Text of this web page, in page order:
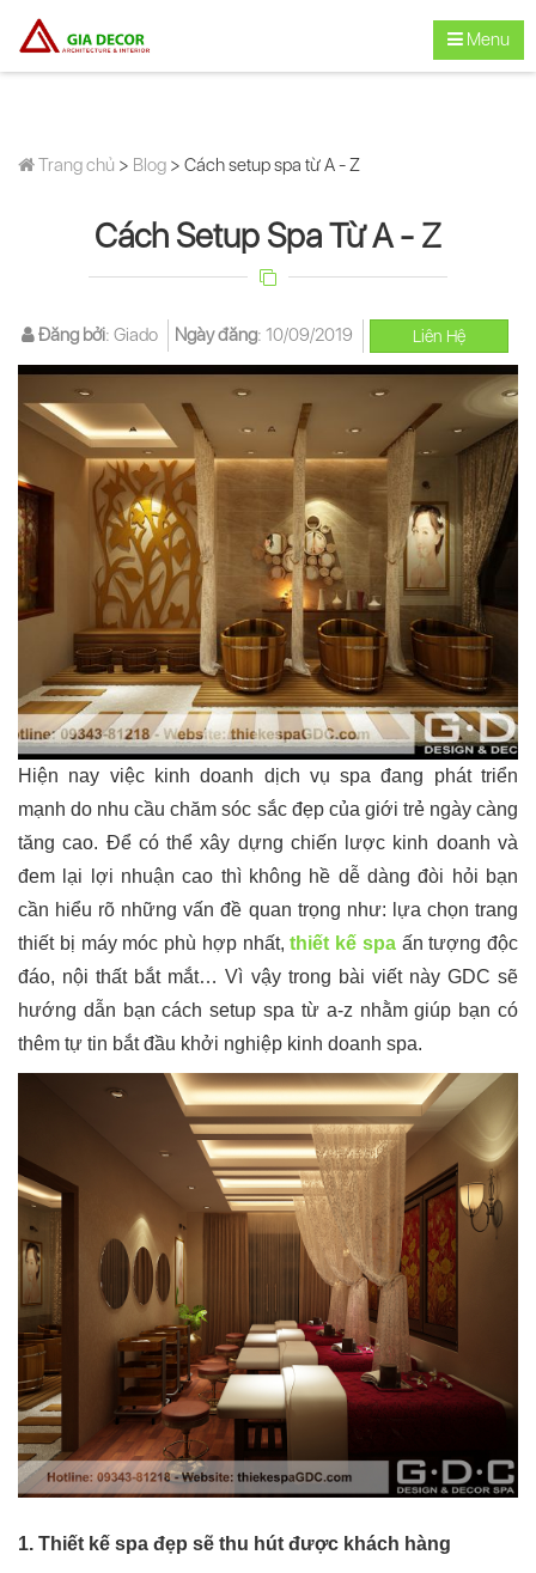
Menu
Trang chủ > Blog > Cách setup spa từ A - Z
Cách Setup Spa Từ A - Z
Đăng bởi: Giado Ngày đăng: 10/09/2019 Liên Hệ
Hiện nay việc kinh doanh dịch vụ spa đang phát triển
mạnh do nhu cầu chăm sóc sắc đẹp của giới trẻ ngày càng
tăng cao. Để có thể xây dựng chiến lược kinh doanh và
đem lại lợi nhuận cao thì không hề dễ dàng đòi hỏi bạn
cần hiểu rõ những vấn đề quan trọng như: lựa chọn trang
thiết bị máy móc phù hợp nhất,thiết kế spaấn tượng độc
đáo, nội thất bắt mắt… Vì vậy trong bài viết này GDC sẽ
hướng dẫn bạn cách setup spa từ a-z nhằm giúp bạn có
thêm tự tin bắt đầu khởi nghiệp kinh doanh spa.
1. Thiết kế spa đẹp sẽ thu hút được khách hàng